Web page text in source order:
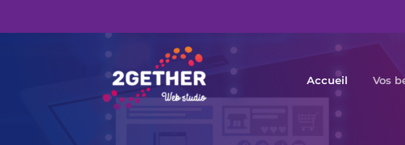
Accueil Vos